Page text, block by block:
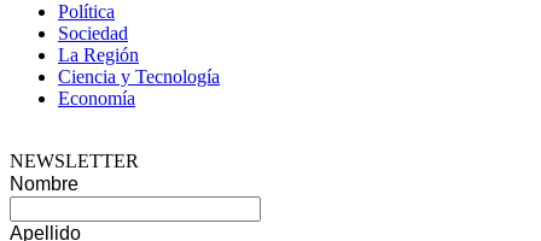
Política
Sociedad
La Región
Ciencia y Tecnología
Economía
NEWSLETTER
Nombre
Apellido